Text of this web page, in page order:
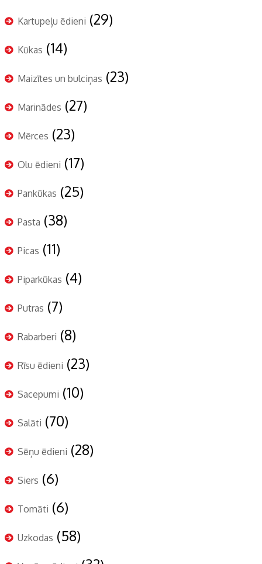
Kartupeļu ēdieni (29)
Kūkas (14)
Maizītes un bulciņas (23)
Marinādes (27)
Mērces (23)
Olu ēdieni (17)
Pankūkas (25)
Pasta (38)
Picas (11)
Piparkūkas (4)
Putras (7)
Rabarberi (8)
Rīsu ēdieni (23)
Sacepumi (10)
Salāti (70)
Sēņu ēdieni (28)
Siers (6)
Tomāti (6)
Uzkodas (58)